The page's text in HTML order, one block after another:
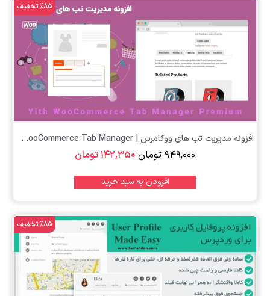
%85 تخفیف
افزونه مدیریت تب های ووکامرس | Yith WooCommerce Tab Manager
۹۴۹,۰۰۰ تومان ۱۴۲,۳۵۰تومان
افزودن به سبد خرید
%85 تخفیف